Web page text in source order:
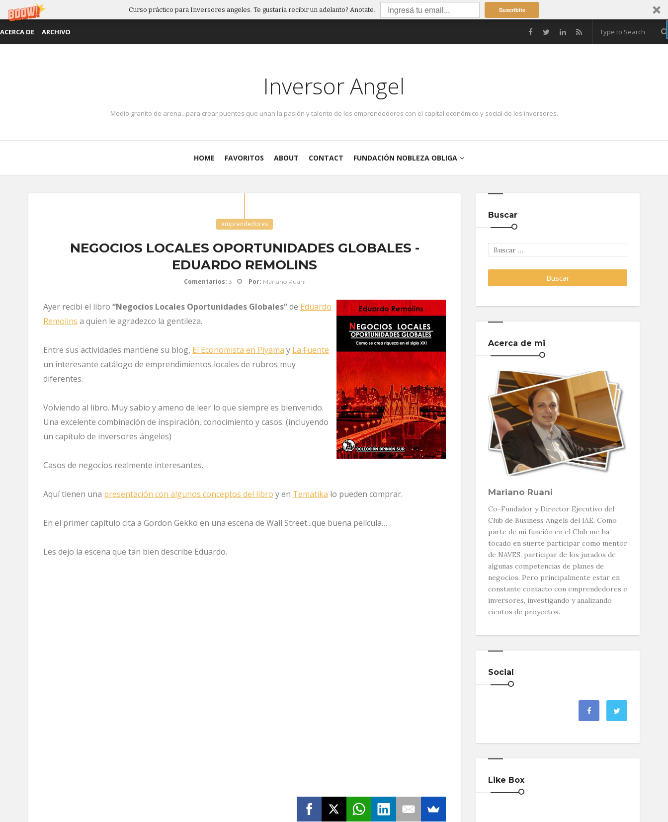
Curso práctico para Inversores angeles. Te gustaría recibir un adelanto? Anotate. Suscribite
ACERCA DE ARCHIVO
Inversor Angel
Medio granito de arena...para crear puentes que unan la pasión y talento de los emprendedores con el capital económico y social de los inversores.
HOME FAVORITOS ABOUT CONTACT FUNDACIÓN NOBLEZA OBLIGA
emprendedores
NEGOCIOS LOCALES OPORTUNIDADES GLOBALES -
EDUARDO REMOLINS
Comentarios: 3 Por: Mariano Ruani
Ayer recibí el libro “Negocios Locales Oportunidades Globales”de Eduardo
Remolins a quien le agradezco la gentileza.
Entre sus actividades mantiene su blog, El Economista en Piyama y La Fuente
un interesante catálogo de emprendimientos locales de rubros muy
diferentes.
Volviendo al libro. Muy sabio y ameno de leer lo que siempre es bienvenido.
Una excelente combinación de inspiración, conocimiento y casos. (incluyendo
un capítulo de inversores ángeles)
Casos de negocios realmente interesantes.
Aquí tienen una presentación con algunos conceptos del libro y en Tematika lo pueden comprar.
En el primer capítulo cita a Gordon Gekko en una escena de Wall Street...que buena película…
Les dejo la escena que tan bien describe Eduardo.
Buscar
Acerca de mi
Mariano Ruani
Co-Fundador y Director Ejecutivo del
Club de Business Angels del IAE. Como
parte de mi función en el Club me ha
tocado en suerte participar como mentor
de NAVES, participar de los jurados de
algunas competencias de planes de
negocios. Pero principalmente estar en
constante contacto con emprendedores e
inversores, investigando y analizando
cientos de proyectos.
Social
Like Box